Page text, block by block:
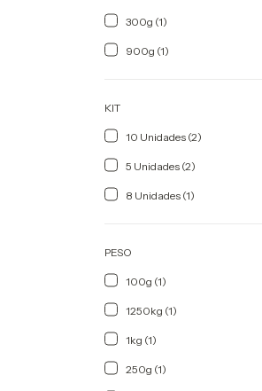
300g (1)
900g (1)
KIT
10 Unidades (2)
5 Unidades (2)
8 Unidades (1)
PESO
100g (1)
1250kg (1)
1kg (1)
250g (1)